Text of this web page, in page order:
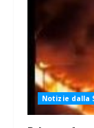
Notizie dalla